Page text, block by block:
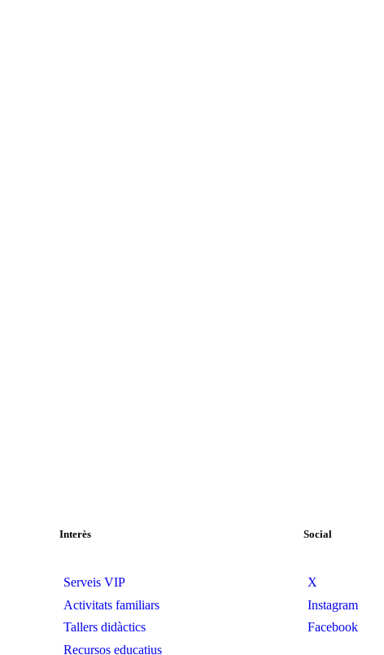
Interès
Serveis VIP
Activitats familiars
Tallers didàctics
Recursos educatius
Social
X
Instagram
Facebook